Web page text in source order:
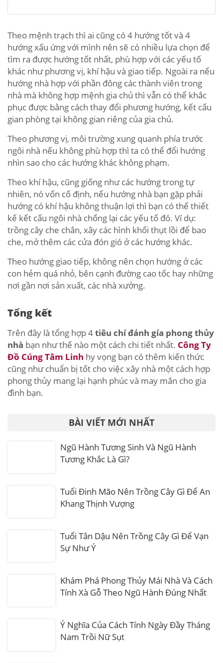
Theo mệnh trạch thì ai cũng có 4 hướng tốt và 4
hướng xấu ứng với mình nên sẽ có nhiều lựa chọn để
tìm ra được hướng tốt nhất, phù hợp với các yếu tố
khác như phương vị, khí hậu và giao tiếp. Ngoài ra nếu
hướng nhà hợp với phần đông các thành viên trong
nhà mà không hợp mệnh gia chủ thì vẫn có thể khắc
phục được bằng cách thay đổi phương hướng, kết cấu
gian phòng tại không gian riêng của gia chủ.
Theo phương vị, môi trường xung quanh phía trước
ngôi nhà nếu không phù hợp thì ta có thể đổi hướng
nhìn sao cho các hướng khác không phạm.
Theo khí hậu, cũng giống như các hướng trong tự
nhiên, nó vốn cố định, nếu hướng nhà bạn gặp phải
hướng có khí hậu không thuận lợi thì bạn có thể thiết
kế kết cấu ngôi nhà chống lại các yếu tố đó. Ví dụ:
trồng cây che chắn, xây các hình khối thụt lồi để bao
che, mở thêm các cửa đón gió ở các hướng khác.
Theo hướng giao tiếp, không nên chọn hướng ở các
con hẻm quá nhỏ, bên cạnh đường cao tốc hay những
nơi gần nơi sản xuất, các nhà xưởng.
Tổng kết
Trên đây là tổng hợp 4tiêu chí đánh gía phong thủy
nhà bạn như thế nào một cách chi tiết nhất. Công Ty
Đồ Cúng Tâm Linh hy vọng bạn có thêm kiến thức
cũng như chuẩn bị tốt cho việc xây nhà một cách hợp
phong thủy mang lại hạnh phúc và may mắn cho gia
đình bạn.
BÀI VIẾT MỚI NHẤT
Ngũ Hành Tương Sinh Và Ngũ Hành
Tương Khắc Là Gì?
Tuổi Đinh Mão Nên Trồng Cây Gì Để An
Khang Thịnh Vượng
Tuổi Tân Dậu Nên Trồng Cây Gì Để Vạn
Sự Như Ý
Khám Phá Phong Thủy Mái Nhà Và Cách
Tính Xà Gỗ Theo Ngũ Hành Đúng Nhất
Ý Nghĩa Của Cách Tính Ngày Đầy Tháng
Nam Trồi Nữ Sụt